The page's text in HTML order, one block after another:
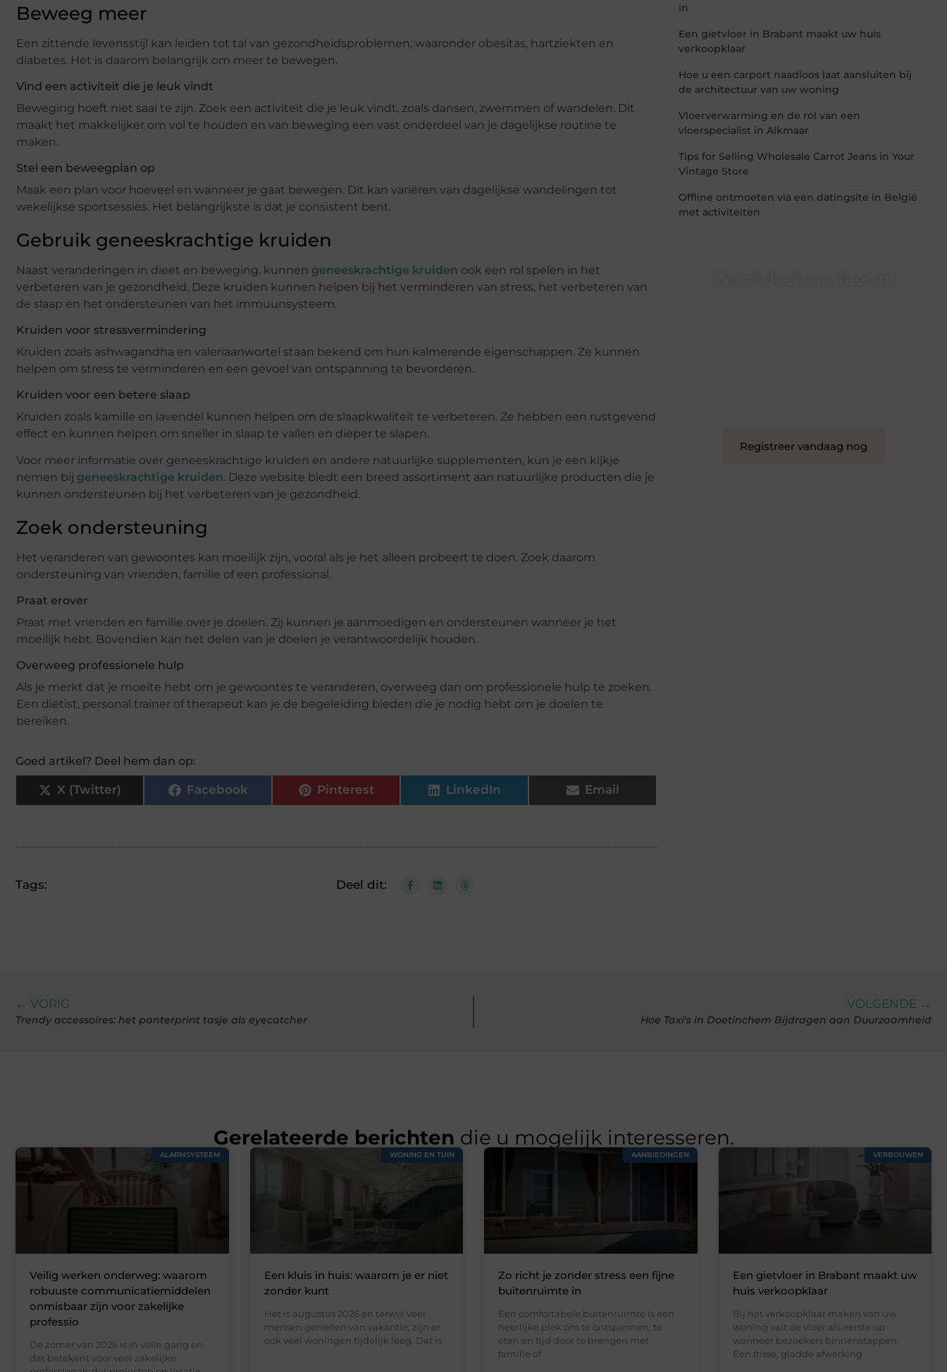
Beweeg meer
Een zittende levensstijl kan leiden tot tal van gezondheidsproblemen, waaronder obesitas, hartziekten en
diabetes. Het is daarom belangrijk om meer te bewegen.
Vind een activiteit die je leuk vindt
Beweging hoeft niet saai te zijn. Zoek een activiteit die je leuk vindt, zoals dansen, zwemmen of wandelen. Dit
maakt het makkelijker om vol te houden en van beweging een vast onderdeel van je dagelijkse routine te
maken.
Stel een beweegplan op
Maak een plan voor hoeveel en wanneer je gaat bewegen. Dit kan variëren van dagelijkse wandelingen tot
wekelijkse sportsessies. Het belangrijkste is dat je consistent bent.
Gebruik geneeskrachtige kruiden
Naast veranderingen in dieet en beweging, kunnen geneeskrachtige kruiden ook een rol spelen in het
verbeteren van je gezondheid. Deze kruiden kunnen helpen bij het verminderen van stress, het verbeteren van
de slaap en het ondersteunen van het immuunsysteem.
Kruiden voor stressvermindering
Kruiden zoals ashwagandha en valeriaanwortel staan bekend om hun kalmerende eigenschappen. Ze kunnen
helpen om stress te verminderen en een gevoel van ontspanning te bevorderen.
Kruiden voor een betere slaap
Kruiden zoals kamille en lavendel kunnen helpen om de slaapkwaliteit te verbeteren. Ze hebben een rustgevend
effect en kunnen helpen om sneller in slaap te vallen en dieper te slapen.
Voor meer informatie over geneeskrachtige kruiden en andere natuurlijke supplementen, kun je een kijkje
nemen bij geneeskrachtige kruiden. Deze website biedt een breed assortiment aan natuurlijke producten die je
kunnen ondersteunen bij het verbeteren van je gezondheid.
Zoek ondersteuning
Het veranderen van gewoontes kan moeilijk zijn, vooral als je het alleen probeert te doen. Zoek daarom
ondersteuning van vrienden, familie of een professional.
Praat erover
Praat met vrienden en familie over je doelen. Zij kunnen je aanmoedigen en ondersteunen wanneer je het
moeilijk hebt. Bovendien kan het delen van je doelen je verantwoordelijk houden.
Overweeg professionele hulp
Als je merkt dat je moeite hebt om je gewoontes te veranderen, overweeg dan om professionele hulp te zoeken.
Een diëtist, personal trainer of therapeut kan je de begeleiding bieden die je nodig hebt om je doelen te
bereiken.
Goed artikel? Deel hem dan op:
X (Twitter) Facebook Pinterest LinkedIn Email
Tags: Deel dit:
in
Een gietvloer in Brabant maakt uw huis
verkoopklaar
Hoe u een carport naadloos laat aansluiten bij
de architectuur van uw woning
Vloerverwarming en de rol van een
vloerspecialist in Alkmaar
Tips for Selling Wholesale Carrot Jeans in Your
Vintage Store
Offline ontmoeten via een datingsite in België
met activiteiten
Registreer vandaag nog
← VORIG
Trendy accessoires: het panterprint tasje als eyecatcher
VOLGENDE →
Hoe Taxi's in Doetinchem Bijdragen aan Duurzaamheid
Gerelateerde berichten die u mogelijk interesseren.
ALARMSYSTEEM
Veilig werken onderweg: waarom
robuuste communicatiemiddelen
onmisbaar zijn voor zakelijke
professio
De zomer van 2026 is in volle gang en
dat betekent voor veel zakelijke
WONING EN TUIN
Een kluis in huis: waarom je er niet
zonder kunt
Het is augustus 2026 en terwijl veel
mensen genieten van vakantie, zijn er
ook veel woningen tijdelijk leeg. Dat is
AANBIEDINGEN
Zo richt je zonder stress een fijne
buitenruimte in
Een comfortabele buitenruimte is een
heerlijke plek om te ontspannen, te
eten en tijd door te brengen met
familie of
VERBOUWEN
Een gietvloer in Brabant maakt uw
huis verkoopklaar
Bij het verkoopklaar maken van uw
woning valt de vloer als eerste op
wanneer bezoekers binnenstappen.
Een frisse, gladde afwerking